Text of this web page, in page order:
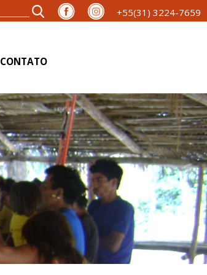
+55(31) 3224-7659
CONTATO